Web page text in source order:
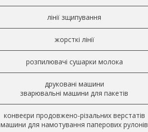
лінії зщипування
жорсткі лінії
розпилювачі сушарки молока
друковані машини
зварювальні машини для пакетів
конвеєри продовжено-різальних верстатів
машини для намотування паперових рулонів